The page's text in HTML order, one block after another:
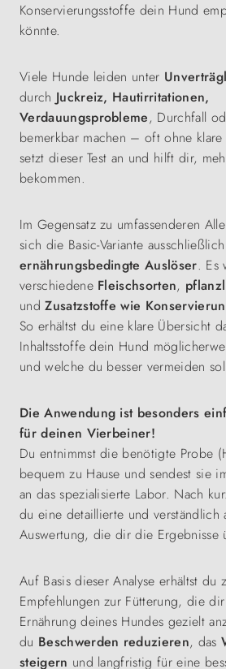
Konservierungsstoffe dein Hund
könnte.
Viele Hunde leiden unter
durch Juckreiz, Hautirritationen,
Verdauungsprobleme, Durchfall
bemerkbar machen – oft ohne
setzt dieser Test an und hilft dir,
bekommen.
Im Gegensatz zu umfassenderen
sich die Basic-Variante
ernährungsbedingte Auslöser. Es
verschiedene Fleischsorten,
undZusatzstoffe wie
So erhältst du eine klare Übersicht
Inhaltsstoffe dein Hund
und welche du besser vermeiden
Die Anwendung ist besonders
für deinen Vierbeiner!
Du entnimmst die benötigte Probe
bequem zu Hause und sendest sie
an das spezialisierte Labor. Nach
du eine detaillierte und verständlich
Auswertung, die dir die Ergebnisse
Auf Basis dieser Analyse erhältst du
Empfehlungen zur Fütterung, die
Ernährung deines Hundes gezielt
du Beschwerden reduzieren, das
steigern und langfristig für eine